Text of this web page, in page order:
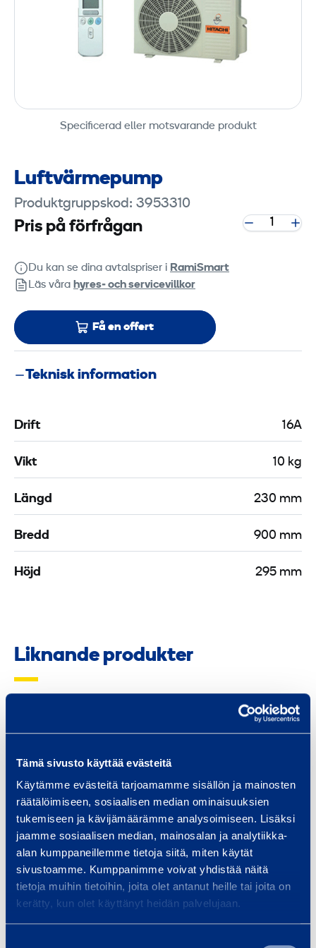
Tämä sivusto käyttää evästeitä
Käytämme evästeitä tarjoamamme sisällön ja mainosten
räätälöimiseen, sosiaalisen median ominaisuuksien
tukemiseen ja kävijämäärämme analysoimiseen. Lisäksi
jaamme sosiaalisen median, mainosalan ja analytiikka-
alan kumppaneillemme tietoja siitä, miten käytät
sivustoamme. Kumppanimme voivat yhdistää näitä
tietoja muihin tietoihin, joita olet antanut heille tai joita on
kerätty, kun olet käyttänyt heidän palvelujaan.
Specificerad eller motsvarande produkt
Luftvärmepump
Produktgruppskod: 3953310
Pris på förfrågan
Du kan se dina avtalspriser i RamiSmart
Läs våra hyres‑ och servicevillkor
Få en offert
Teknisk information
Drift 16A
Vikt 10 kg
Längd 230 mm
Bredd 900 mm
Höjd 295 mm
Liknande produkter
n
o
r
s
b
o
r
d
Kontorsbord 1800 x
800 x 760 cm